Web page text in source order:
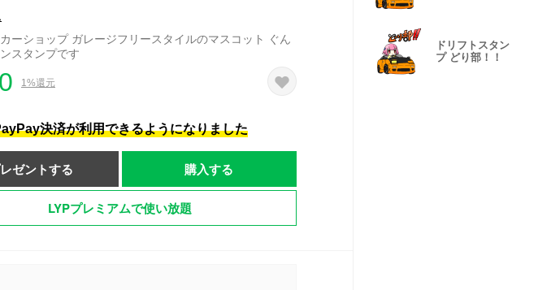
ーショップ ガレージフリースタイルのマスコット ぐん
スタンプです
1%還元
決済が利用できるようになりました
ゼントする 購入する
LYPプレミアムで使い放題
ドリフトスタン
プ どり部！！